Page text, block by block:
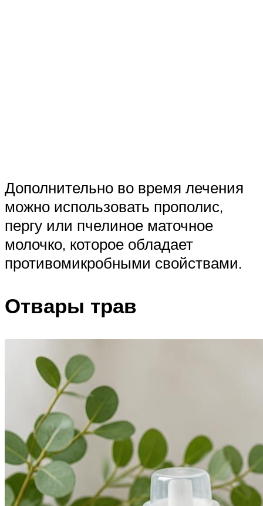
Дополнительно во время лечения
можно использовать прополис,
пергу или пчелиное маточное
молочко, которое обладает
противомикробными свойствами.
Отвары трав